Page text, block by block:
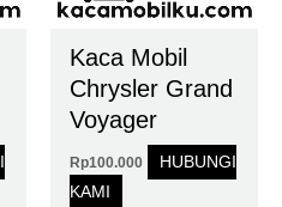
Kaca Mobil
Chrysler Grand
Voyager
Rp100.000
HUBUNGI
KAMI